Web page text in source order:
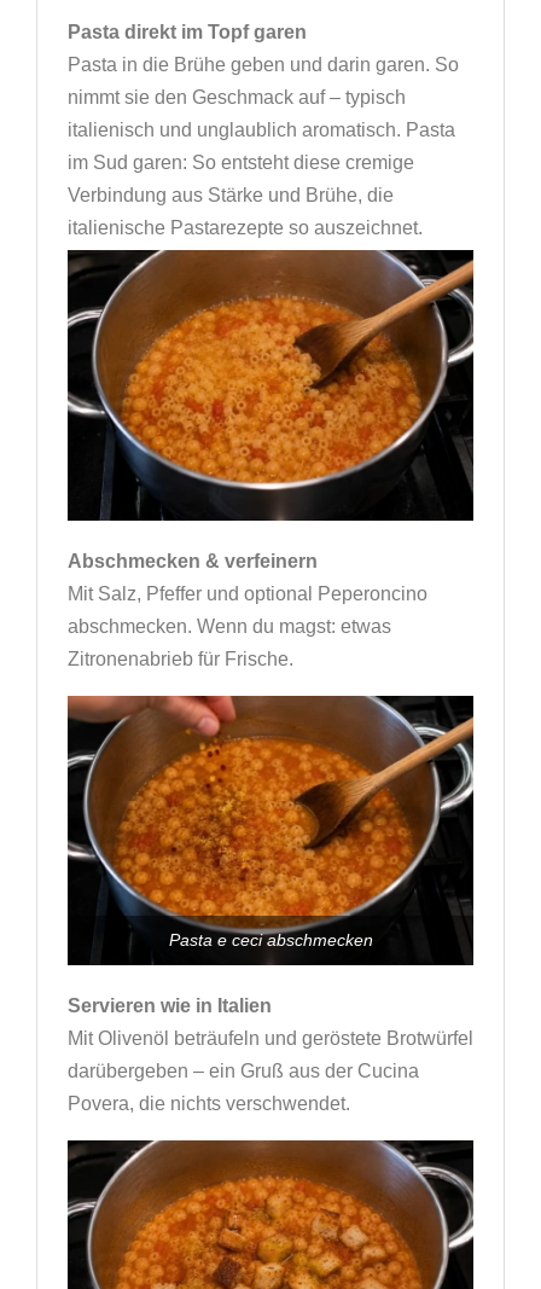
Pasta direkt im Topf garen
Pasta in die Brühe geben und darin garen. So
nimmt sie den Geschmack auf – typisch
italienisch und unglaublich aromatisch. Pasta
im Sud garen: So entsteht diese cremige
Verbindung aus Stärke und Brühe, die
italienische Pastarezepte so auszeichnet.
Abschmecken & verfeinern
Mit Salz, Pfeffer und optional Peperoncino
abschmecken. Wenn du magst: etwas
Zitronenabrieb für Frische.
Pasta e ceci abschmecken
Servieren wie in Italien
Mit Olivenöl beträufeln und geröstete Brotwürfel
darübergeben – ein Gruß aus der Cucina
Povera, die nichts verschwendet.